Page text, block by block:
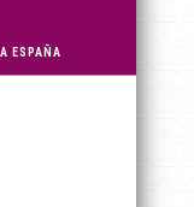
ESPAÑA